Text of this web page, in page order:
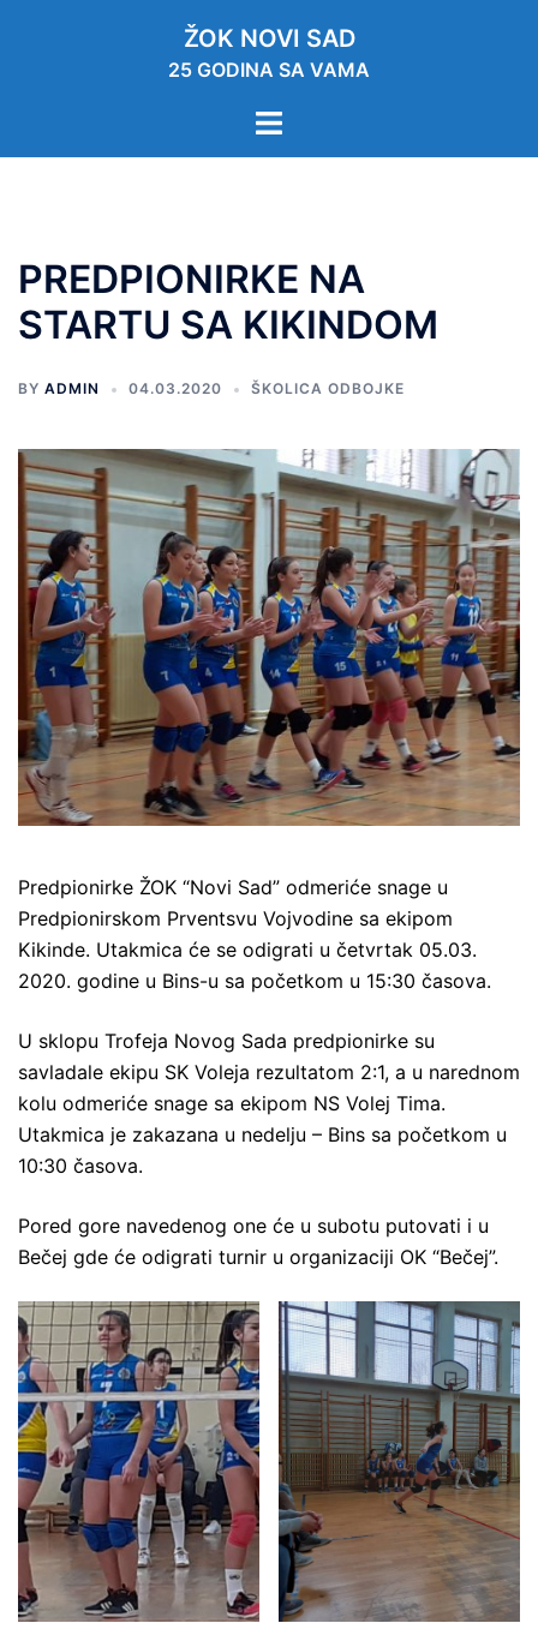
ŽOK NOVI SAD
25 GODINA SA VAMA
PREDPIONIRKE NA
STARTU SA KIKINDOM
BY ADMIN 04.03.2020 ŠKOLICA ODBOJKE
Predpionirke ŽOK “Novi Sad” odmeriće snage u
Predpionirskom Prventsvu Vojvodine sa ekipom
Kikinde. Utakmica će se odigrati u četvrtak 05.03.
2020. godine u Bins-u sa početkom u 15:30 časova.
U sklopu Trofeja Novog Sada predpionirke su
savladale ekipu SK Voleja rezultatom 2:1, a u narednom
kolu odmeriće snage sa ekipom NS Volej Tima.
Utakmica je zakazana u nedelju – Bins sa početkom u
10:30 časova.
Pored gore navedenog one će u subotu putovati i u
Bečej gde će odigrati turnir u organizaciji OK “Bečej”.